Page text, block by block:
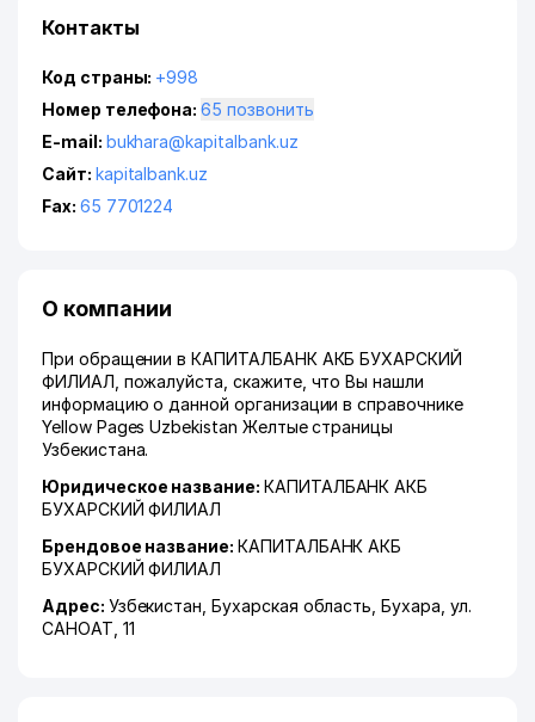
Контакты
Код страны: +998
Номер телефона:
65 позвонить
E-mail: bukhara@kapitalbank.uz
Сайт: kapitalbank.uz
Fax: 65 7701224
О компании
При обращении в КАПИТАЛБАНК АКБ БУХАРСКИЙ
ФИЛИАЛ, пожалуйста, скажите, что Вы нашли
информацию о данной организации в справочнике
Yellow Pages Uzbekistan Желтые страницы
Узбекистана.
Юридическое название: КАПИТАЛБАНК АКБ
БУХАРСКИЙ ФИЛИАЛ
Брендовое название: КАПИТАЛБАНК АКБ
БУХАРСКИЙ ФИЛИАЛ
Адрес: Узбекистан,Бухарская область ,Бухара ул.
САНОАТ , 11